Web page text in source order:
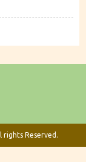
rights Reserved.